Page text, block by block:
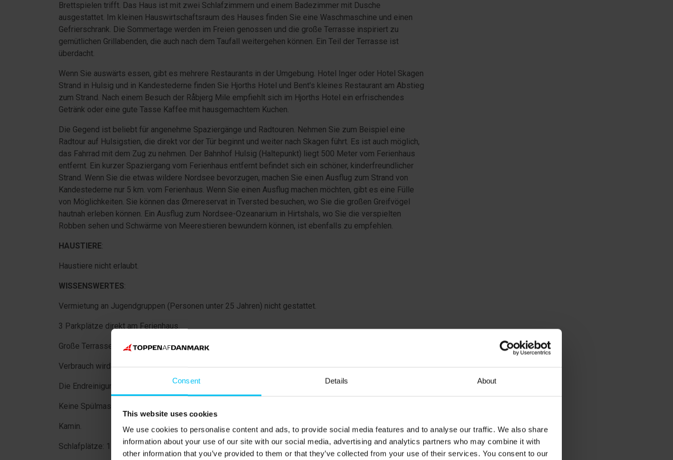
Consent Details About
This website uses cookies
We use cookies to personalise content and ads, to provide social media features and to analyse our traffic. We also share
information about your use of our site with our social media, advertising and analytics partners who may combine it with
other information that you’ve provided to them or that they’ve collected from your use of their services. You consent to our
Brettspielen trifft. Das Haus ist mit zwei Schlafzimmern und einem Badezimmer mit Dusche
ausgestattet. Im kleinen Hauswirtschaftsraum des Hauses finden Sie eine Waschmaschine und einen
Gefrierschrank. Die Sommertage werden im Freien genossen und die große Terrasse inspiriert zu
gemütlichen Grillabenden, die auch nach dem Taufall weitergehen können. Ein Teil der Terrasse ist
überdacht.
Wenn Sie auswärts essen, gibt es mehrere Restaurants in der Umgebung. Hotel Inger oder Hotel Skagen
Strand in Hulsig und in Kandestederne finden Sie Hjorths Hotel und Bent's kleines Restaurant am Abstieg
zum Strand. Nach einem Besuch der Råbjerg Mile empfiehlt sich im Hjorths Hotel ein erfrischendes
Getränk oder eine gute Tasse Kaffee mit hausgemachtem Kuchen.
Die Gegend ist beliebt für angenehme Spaziergänge und Radtouren. Nehmen Sie zum Beispiel eine
Radtour auf Hulsigstien, die direkt vor der Tür beginnt und weiter nach Skagen führt. Es ist auch möglich,
das Fahrrad mit dem Zug zu nehmen. Der Bahnhof Hulsig (Haltepunkt) liegt 500 Meter vom Ferienhaus
entfernt. Ein kurzer Spaziergang vom Ferienhaus entfernt befindet sich ein schöner, kinderfreundlicher
Strand. Wenn Sie die etwas wildere Nordsee bevorzugen, machen Sie einen Ausflug zum Strand von
Kandestederne nur 5 km. vom Ferienhaus. Wenn Sie einen Ausflug machen möchten, gibt es eine Fülle
von Möglichkeiten. Sie können das Ørnereservat in Tversted besuchen, wo Sie die großen Greifvögel
hautnah erleben können. Ein Ausflug zum Nordsee-Ozeanarium in Hirtshals, wo Sie die verspielten
Robben sehen und Schwärme von Meerestieren bewundern können, ist ebenfalls zu empfehlen.
HAUSTIERE:
Haustiere nicht erlaubt.
WISSENSWERTES:
Vermietung an Jugendgruppen (Personen unter 25 Jahren) nicht gestattet.
3 Parkplätze direkt am Ferienhaus.
Große Terrasse, teilweise überdacht.
Verbrauch wird berechnet. Bezahlt nach Berechnung.
Die Endreinigung kann erworben werden.
Keine Spülmaschine vorhanden.
Kamin.
Schlafplätze: 1 Schlafzimmer mit 2 Etagenbetten und 1 Schlafzimmer mit 3/4 Bett (120 x 200 cm.)